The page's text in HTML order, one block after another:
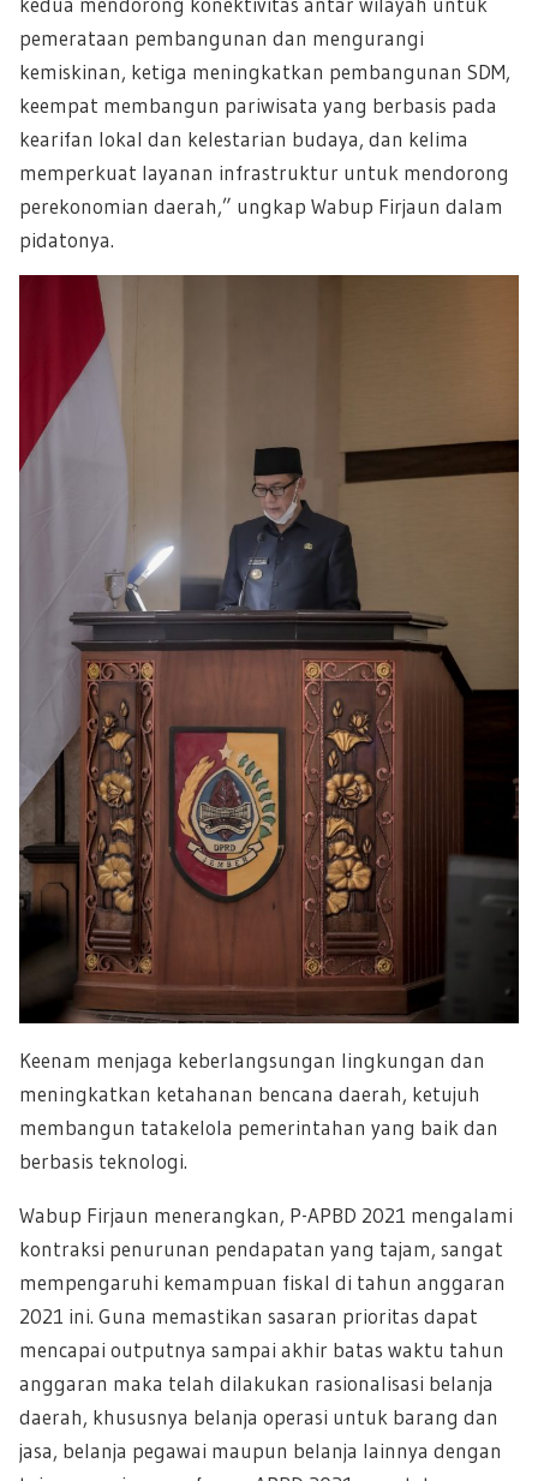
pemerataan pembangunan dan mengurangi
kemiskinan, ketiga meningkatkan pembangunan SDM,
keempat membangun pariwisata yang berbasis pada
kearifan lokal dan kelestarian budaya, dan kelima
memperkuat layanan infrastruktur untuk mendorong
perekonomian daerah,” ungkap Wabup Firjaun dalam
pidatonya.
Keenam menjaga keberlangsungan lingkungan dan
meningkatkan ketahanan bencana daerah, ketujuh
membangun tatakelola pemerintahan yang baik dan
berbasis teknologi.
Wabup Firjaun menerangkan, P-APBD 2021 mengalami
kontraksi penurunan pendapatan yang tajam, sangat
mempengaruhi kemampuan fiskal di tahun anggaran
2021 ini. Guna memastikan sasaran prioritas dapat
mencapai outputnya sampai akhir batas waktu tahun
anggaran maka telah dilakukan rasionalisasi belanja
daerah, khususnya belanja operasi untuk barang dan
jasa, belanja pegawai maupun belanja lainnya dengan